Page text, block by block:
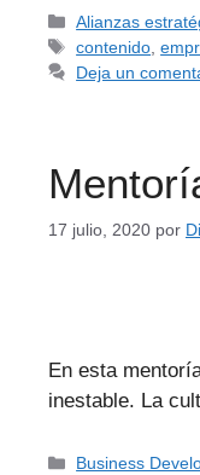
Alianzas
contenido ,
Deja un
17 julio, 2020 por
En esta
inestable. La
Business